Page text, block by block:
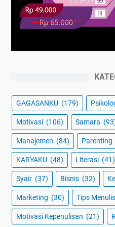
GAGASANKU (179)
Motivasi (106) Samara
Manajemen (84) Parenting
KARYAKU (48) Literasi (41)
Syair (37) Bisnis (32)
Marketing (30) Tips Menulis
Motivasi Kepenulisan (21)